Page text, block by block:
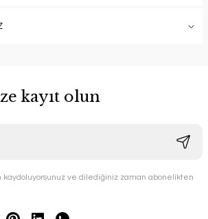
kayıt olun
kaydoluyorsunuz ve dilediğiniz zaman abonelikten